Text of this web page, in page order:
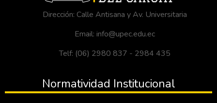
Dirección: Calle Antisana y Av. Universitaria
Email: info@upec.edu.ec
Telf: (06) 2980 837 - 2984 435
Normatividad Institucional